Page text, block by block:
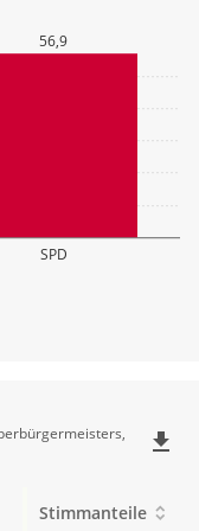
SPD
56,9
file_download
Stimmanteile